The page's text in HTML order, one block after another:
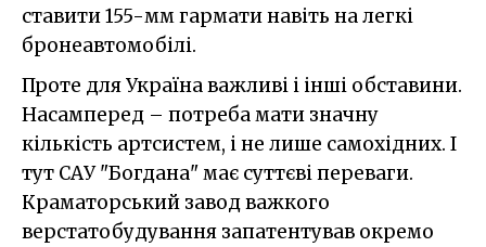
ставити 155-мм гармати навіть на легкі
бронеавтомобілі.
Проте для Україна важливі і інші обставини.
Насамперед – потреба мати значну
кількість артсистем, і не лише самохідних. І
тут САУ "Богдана" має суттєві переваги.
Краматорський завод важкого
верстатобудування запатентував окремо